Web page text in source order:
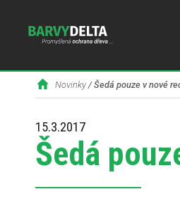
Novinky / Šedá pouze v nové
15.3.2017
Šedá